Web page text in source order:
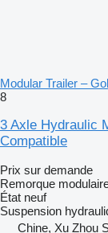
Modular Trailer –
8
3 Axle Hydraulic
Compatible
Prix sur demande
Remorque
État neuf
Suspension
Chine, Xu Zhou